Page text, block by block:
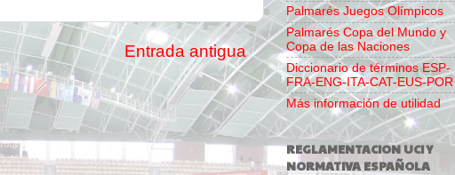
Entrada antigua
Palmarés Juegos Olímpicos
Palmarés Copa del Mundo y
Copa de las Naciones
Diccionario de términos ESP-
FRA-ENG-ITA-CAT-EUS-POR
Más información de utilidad
REGLAMENTACION UCI Y
NORMATIVA ESPAÑOLA